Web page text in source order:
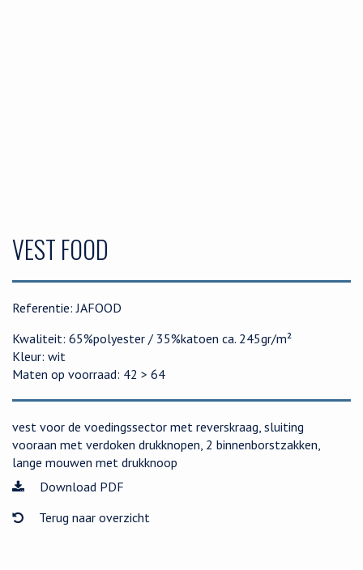
VEST FOOD
Referentie: JAFOOD
Kwaliteit: 65%polyester / 35%katoen ca. 245gr/m²
Kleur: wit
Maten op voorraad: 42 > 64
vest voor de voedingssector met reverskraag, sluiting
vooraan met verdoken drukknopen, 2 binnenborstzakken,
lange mouwen met drukknoop
Download PDF
Terug naar overzicht